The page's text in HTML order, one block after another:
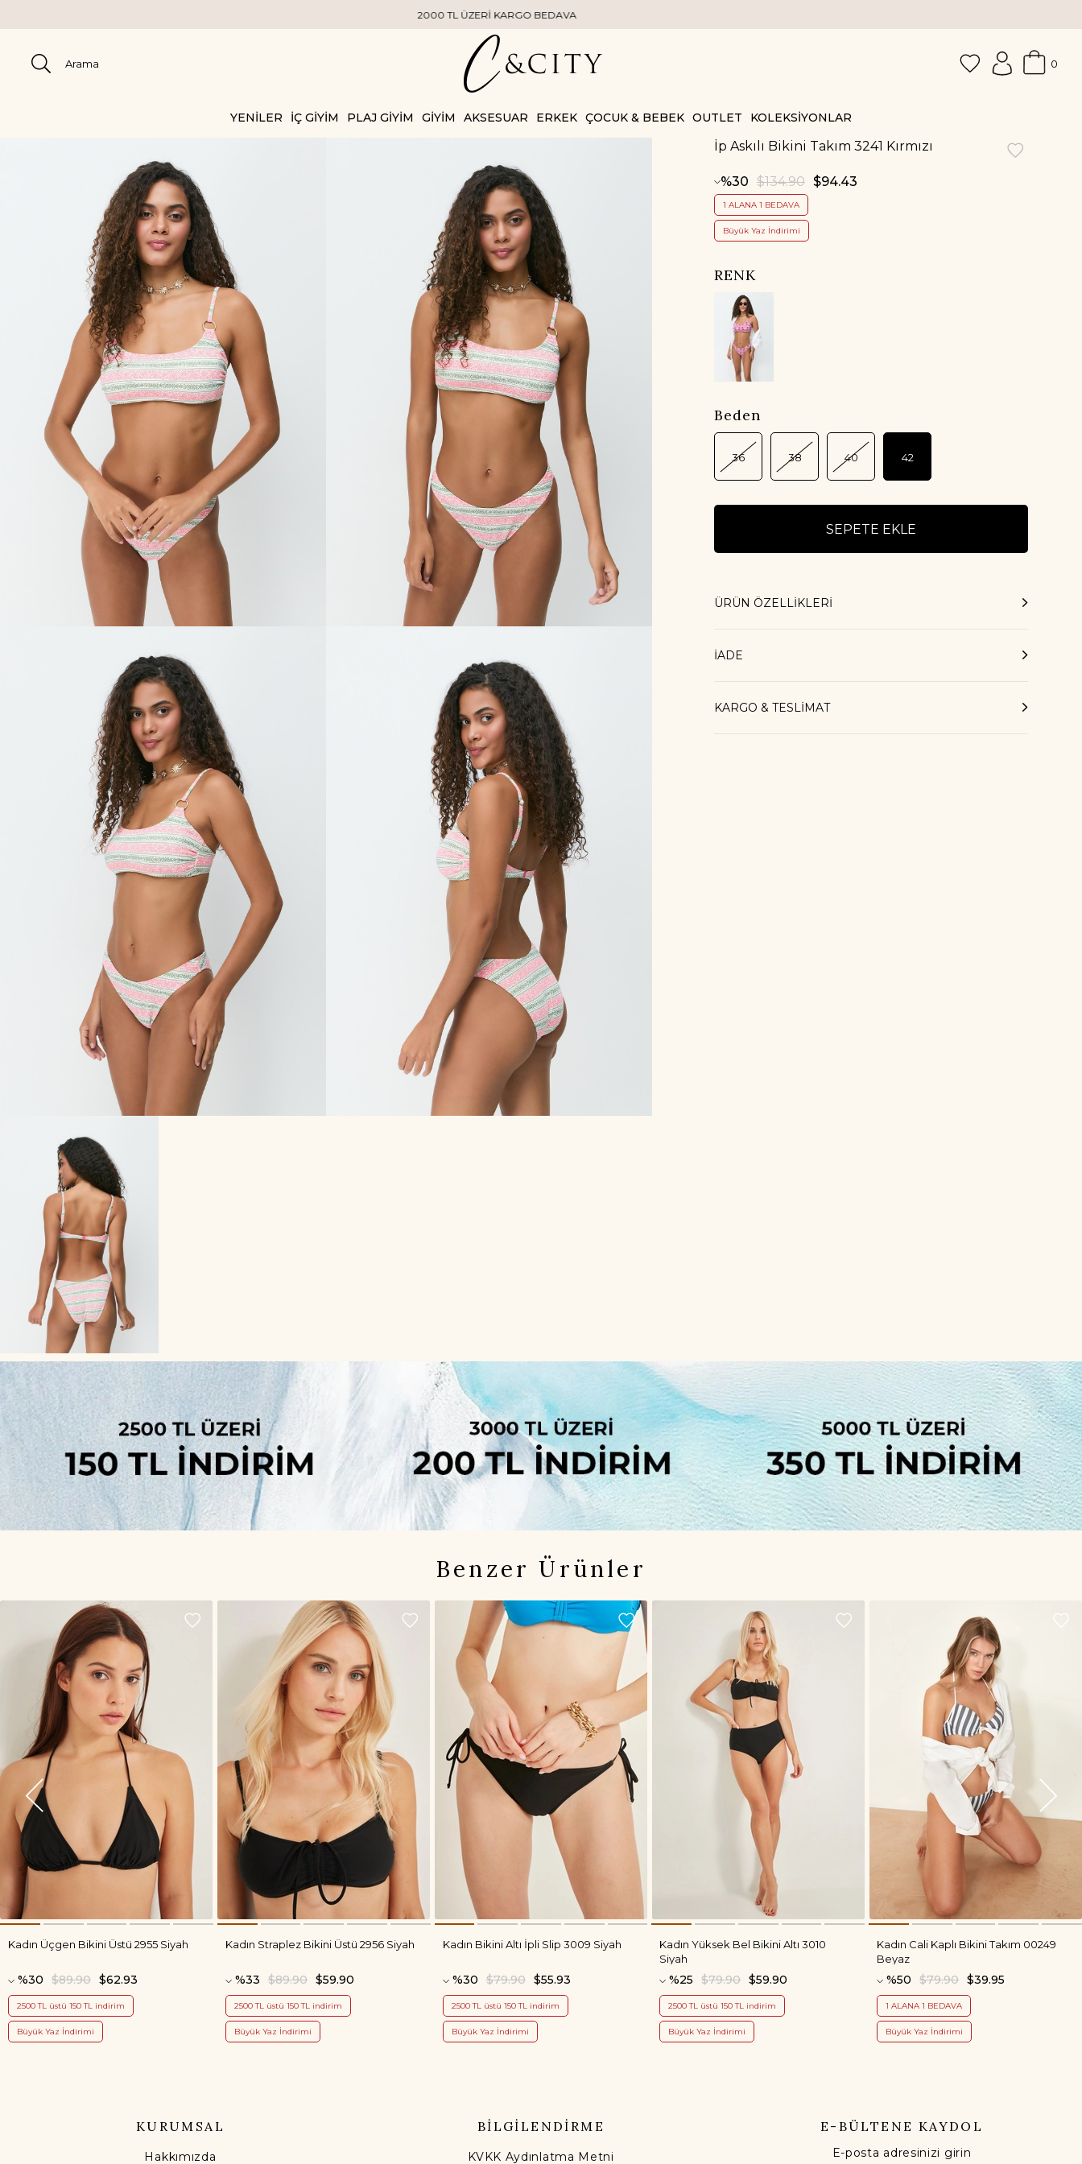
2000 TL ÜZERİ KARGO BEDAVA
0
YENİLER İÇ GİYİM PLAJ GİYİM GİYİM AKSESUAR ERKEK ÇOCUK & BEBEK OUTLET KOLEKSİYONLAR
İp Askılı Bikini Takım 3241 Kırmızı
30 $134.90 $94.43
1 ALANA 1 BEDAVA
Büyük Yaz İndirimi
RENK
Beden
36 38 40 42
ÜRÜN ÖZELLIKLERI
İADE
KARGO & TESLİMAT
Benzer Ürünler
Kadın Üçgen Bikini Üstü 2955 Siyah
%30 $62.93
$89.90
2500 TL üstü 150 TL indirim
Büyük Yaz İndirimi
Kadın Straplez Bikini Üstü 2956 Siyah
%33 $59.90
$89.90
2500 TL üstü 150 TL indirim
Büyük Yaz İndirimi
Kadın Bikini Altı İpli Slip 3009 Siyah
%30 $55.93
$79.90
2500 TL üstü 150 TL indirim
Büyük Yaz İndirimi
Kadın Yüksek Bel Bikini Altı 3010
Siyah
%25 $59.90
$79.90
2500 TL üstü 150 TL indirim
Büyük Yaz İndirimi
Kadın Cali Kaplı Bikini Takım 00249
Beyaz
%50 $39.95
$79.90
1 ALANA 1 BEDAVA
Büyük Yaz İndirimi
KURUMSAL
Hakkımızda
BİLGİLENDİRME
KVKK Aydınlatma Metni
E-BÜLTENE KAYDOL